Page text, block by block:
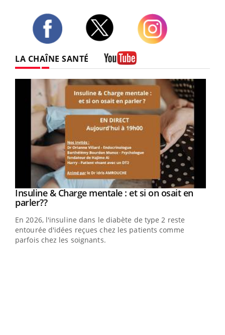
LA CHAÎNE SANTÉ
Youtube
Insuline & Charge mentale : et si on osait en
parler??Youtube
En 2026, l'insuline dans le diabète de type 2 reste
entourée d'idées reçues chez les patients comme
parfois chez les soignants.